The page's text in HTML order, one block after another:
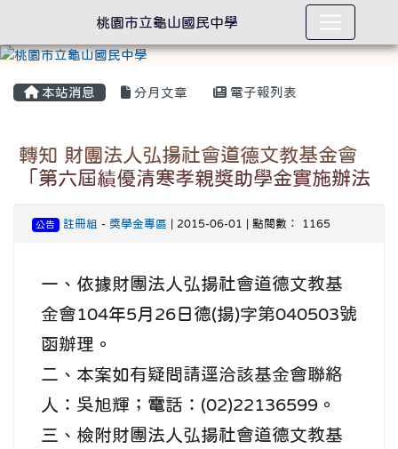
本站消息 分月文章 電子報列表
轉知 財團法人弘揚社會道德文教基金會
「第六屆績優清寒孝親獎助學金實施辦法
公告 註冊組 - 獎學金專區 | 2015-06-01 | 點閱數： 1165
一、依據財團法人弘揚社會道德文教基
金會104年5月26日德(揚)字第040503號
函辦理。
二、本案如有疑問請逕洽該基金會聯絡
人：吳旭輝；電話：(02)22136599。
三、檢附財團法人弘揚社會道德文教基
桃園市立龜山國民中學